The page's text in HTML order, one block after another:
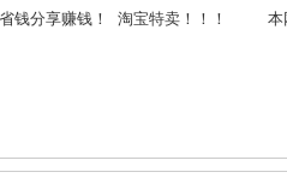
钱分享赚钱！
淘宝特卖！！！ 本